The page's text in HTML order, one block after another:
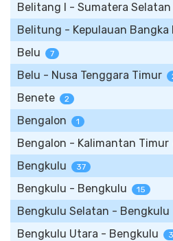
Belitang I - Sumatera Selatan
Belitung - Kepulauan Bangka
Belu 7
Belu - Nusa Tenggara Timur
Benete 2
Bengalon 1
Bengalon - Kalimantan Timur
Bengkulu 37
Bengkulu - Bengkulu 15
Bengkulu Selatan - Bengkulu
Bengkulu Utara - Bengkulu 3